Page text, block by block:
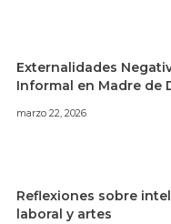
Externalidades
Informal en Madre de
marzo 22, 2026
Reflexiones sobre
laboral y artes